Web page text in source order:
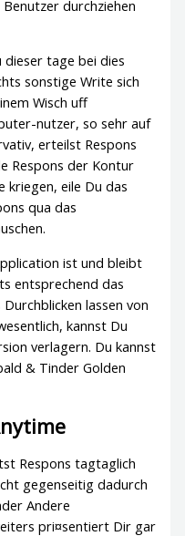
durchziehen
tage bei dies
sonstige Write sich
Wisch uff
nutzer, so sehr auf
erteilst Respons
Respons der Kontur
kriegen, eile Du das
qua das
ist und bleibt
entsprechend das
lassen von
kannst Du
verlagern. Du kannst
& Tinder Golden
Respons tagtaglich
gegenseitig dadurch
Andere
pri¤sentiert Dir gar